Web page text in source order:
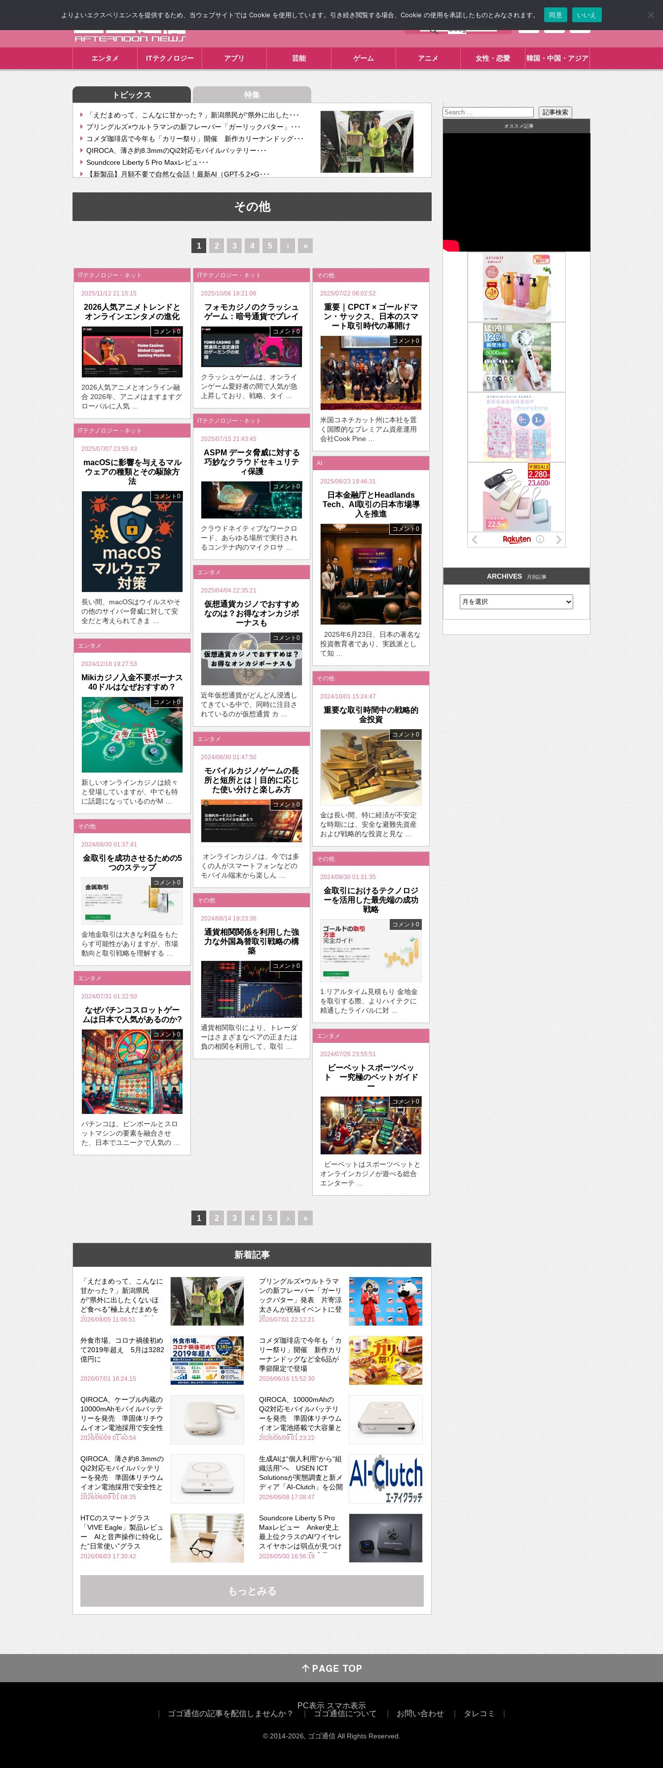
エンタメ ITテクノロジー アプリ 芸能 ゲーム アニメ 女性・恋愛 韓国・中国・アジア
トピックス 特集
「えだまめって、こんなに甘かった？」新潟県民が“県外に出した･･･
プリングルズ×ウルトラマンの新フレーバー「ガーリックバター」･･･
コメダ珈琲店で今年も「カリー祭り」開催 新作カリーナンドッグ･･･
QIROCA、薄さ約8.3mmのQi2対応モバイルバッテリー･･･
Soundcore Liberty 5 Pro Maxレビュ･･･
【新製品】月額不要で自然な会話！最新AI（GPT-5.2×G･･･
【次世代の没入感と生産性】VITURE Luma Ultra･･･
挫折率8割の壁をAIで突破。ジャストシステム、”自分が今話し･･･
2026年のバレンタインは「自分で作って、想いを渡す」 TE･･･
その他
1 2 3 4 5 › »
ITテクノロジー・ネット
2025/11/12 21:15:15
2026人気アニメトレンドと
オンラインエンタメの進化
コメント0
2026人気アニメとオンライン融
合 2026年、アニメはますますグ
ローバルに人気 …
ITテクノロジー・ネット
2025/10/06 18:21:06
フォモカジノのクラッシュ
ゲーム：暗号通貨でプレイ
コメント0
クラッシュゲームは、オンライ
ンゲーム愛好者の間で人気が急
上昇しており、戦略、タイ …
その他
2025/07/22 08:02:52
重要｜CPCT × ゴールドマ
ン・サックス、日本のスマ
ート取引時代の幕開け
コメント0
米国コネチカット州に本社を置
く国際的なプレミアム資産運用
会社Cook Pine …
ITテクノロジー・ネット
2025/07/15 21:43:45
ASPM データ脅威に対する
巧妙なクラウドセキュリテ
ィ保護
コメント0
クラウドネイティブなワークロ
ード、あらゆる場所で実行され
るコンテナ内のマイクロサ …
ITテクノロジー・ネット
2025/07/07 23:55:43
macOSに影響を与えるマル
ウェアの種類とその駆除方
法
コメント0
長い間、macOSはウイルスやそ
の他のサイバー脅威に対して安
全だと考えられてきま …
AI
2025/06/23 19:46:31
日本金融庁とHeadlands
Tech、AI取引の日本市場導
入を推進
コメント0
2025年6月23日、日本の著名な
投資教育者であり、実践派とし
て知 …
エンタメ
2025/04/04 22:35:21
仮想通貨カジノでおすすめ
なのは？お得なオンカジボ
ーナスも
コメント0
近年仮想通貨がどんどん浸透し
てきている中で、同時に注目さ
れているのが仮想通貨 カ …
エンタメ
2024/12/18 19:27:53
Mikiカジノ入金不要ボーナス
40ドルはなぜおすすめ？
コメント0
新しいオンラインカジノは続々
と登場していますが、中でも特
に話題になっているのがM …
その他
2024/10/01 15:24:47
重要な取引時間中の戦略的
金投資
コメント0
金は長い間、特に経済が不安定
な時期には、安全な避難先資産
および戦略的な投資と見な …
エンタメ
2024/08/30 01:47:50
モバイルカジノゲームの長
所と短所とは｜目的に応じ
た使い分けと楽しみ方
コメント0
オンラインカジノは、今では多
くの人がスマートフォンなどの
モバイル端末から楽しん …
その他
2024/08/30 01:37:41
金取引を成功させるための5
つのステップ
コメント0
金地金取引は大きな利益をもた
らす可能性がありますが、市場
動向と取引戦略を理解する …
その他
2024/08/30 01:31:35
金取引におけるテクノロジ
ーを活用した最先端の成功
戦略
コメント0
1.リアルタイム見積もり 金地金
を取引する際、よりハイテクに
精通したライバルに対 …
その他
2024/08/14 19:23:36
通貨相関関係を利用した強
力な外国為替取引戦略の構
築
コメント0
通貨相関取引により、トレーダ
ーはさまざまなペアの正または
負の相関を利用して、取引 …
エンタメ
2024/07/31 01:22:50
なぜパチンコスロットゲー
ムは日本で人気があるのか?
コメント0
パチンコは、ピンボールとスロ
ットマシンの要素を融合させ
た、日本でユニークで人気の …
エンタメ
2024/07/26 23:55:51
ビーベットスポーツベッ
ト ー究極のベットガイド
ー
コメント0
ビーベットはスポーツベットと
オンラインカジノが遊べる総合
エンターテ …
1 2 3 4 5 › »
新着記事
「えだまめって、こんなに
甘かった？」新潟県民
が“県外に出したくないほ
ど食べる”極上えだまめを
森のビアガーデンで実食
2026/08/05 11:06:51
プリングルズ×ウルトラマ
ンの新フレーバー「ガーリ
ックバター」発表 片寄涼
太さんが祝福イベントに登
場
2026/07/01 22:12:21
外食市場、コロナ禍後初め
て2019年超え 5月は3282
億円に
2026/07/01 16:24:15
コメダ珈琲店で今年も「カ
リー祭り」開催 新作カリ
ーナンドッグなど全6品が
季節限定で登場
2026/06/16 15:52:30
QIROCA、ケーブル内蔵の
10000mAhモバイルバッテ
リーを発売 準固体リチウ
ムイオン電池採用で安全性
と携帯性を両立
2026/06/09 01:40:54
QIROCA、10000mAhの
Qi2対応モバイルバッテリ
ーを発売 準固体リチウム
イオン電池搭載で大容量と
安全性を両立
2026/06/09 01:23:22
QIROCA、薄さ約8.3mmの
Qi2対応モバイルバッテリ
ーを発売 準固体リチウム
イオン電池採用で安全性と
携帯性を両立
2026/06/09 01:08:35
生成AIは“個人利用”から“組
織活用”へ USEN ICT
Solutionsが実態調査と新メ
ディア「AI-Clutch」を公開
2026/06/08 17:08:47
HTCのスマートグラス
「VIVE Eagle」製品レビュ
ー AIと音声操作に特化し
た“日常使い”グラス
2026/06/03 17:30:42
Soundcore Liberty 5 Pro
Maxレビュー Anker史上
最上位クラスのAIワイヤレ
スイヤホンは弱点が見つけ
づらいくらいの完成度にび
Bose並み
2026/05/30 16:56:19
もっとみる
:
オススメ記事
ARCHIVES 月別記事
PC表示 スマホ表示
ゴゴ通信の記事を配信しませんか？
ゴゴ通信について お問い合わせ タレコミ
© 2014-2026 , ゴゴ通信 All Rights Reserved.
よりよいエクスペリエンスを提供するため、当ウェブサイトでは Cookie を使用しています。引き続き閲覧する場合、Cookie の使用を承諾したものとみなされます。 同意 いいえ